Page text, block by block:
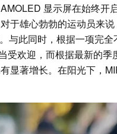
显示屏在始终开
于雄心勃勃的运动员来
此同时，根据一项完全
受欢迎，而根据最新的季
显著增长。在阳光下，